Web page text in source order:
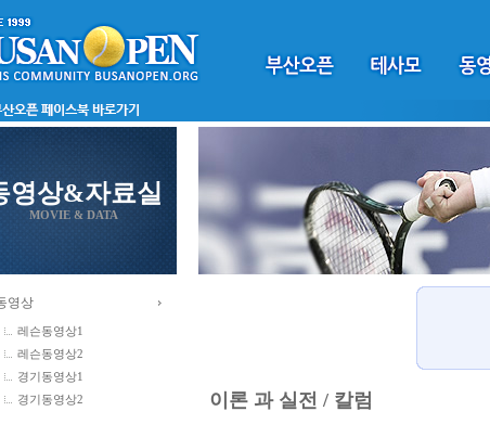
영상&자료실
MOVIE & DATA
영상
레슨동영상1
레슨동영상2
경기동영상1
경기동영상2
이론 과 실전 / 칼럼